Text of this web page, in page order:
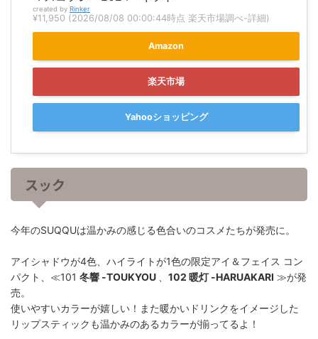
created by Rinker
¥11,950 (2026/08/08 00:00:44時点 楽天市場調べ-詳細)
Amazon
楽天市場
Yahooショッピング
スック
今年のSUQQUは温かみの感じる色合いのコスメたちが発売に。
アイシャドウが4色、ハイライトが1色の限定アイ＆フェイス コン
パクト、≪101 冬響 -TOUKYOU 102 暖灯 -HARUAKARI ≫が発
売。
使いやすいカラーが嬉しい！また暖かいドリンクをイメージした
リップスティックも温かみのあるカラーが揃ってるよ！